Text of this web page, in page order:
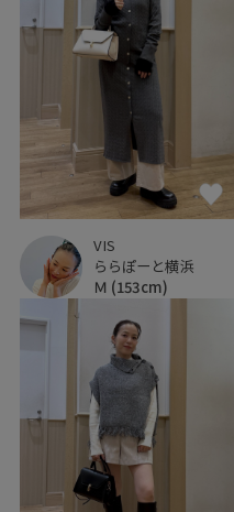
VIS
ららぽーと横浜
Ｍ (153cm)